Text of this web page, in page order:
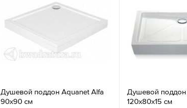
Душевой поддон Aquanet Alfa
90х90 см
Душевой поддон
120х80х15 см